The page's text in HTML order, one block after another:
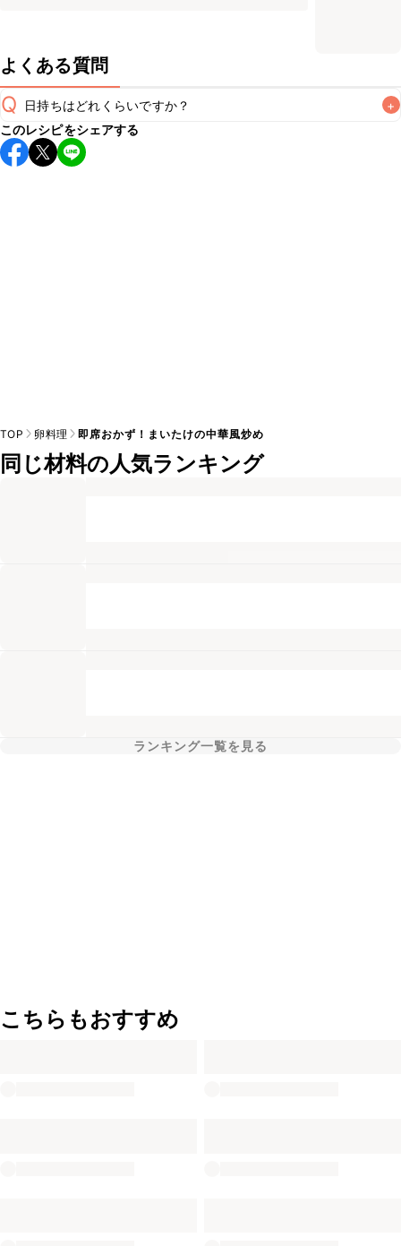
よくある質問
Q 日持ちはどれくらいですか？ +
保存期間は冷蔵で翌日中が目安です。なるべくお早めにお召
し上がりください。
このレシピをシェアする
TOP 卵料理 即席おかず！まいたけの中華風炒め
同じ材料の人気ランキング
ランキング一覧を見る
こちらもおすすめ